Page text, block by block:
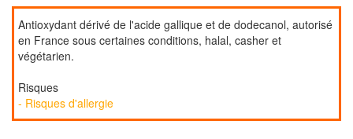
Antioxydant dérivé de l'acide gallique et de dodecanol, autorisé
en France sous certaines conditions, halal, casher et
végétarien.
Risques
- Risques d'allergie